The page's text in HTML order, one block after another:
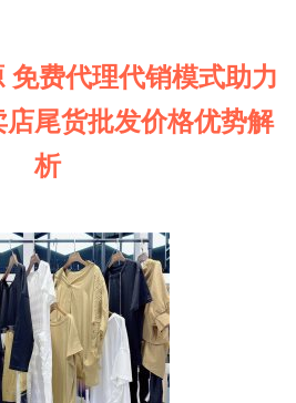
免费代理代销模式助力
尾货批发价格优势解
析